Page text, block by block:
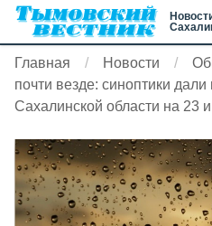
Главная Новости
почти везде: синоптики
Сахалинской области на 23